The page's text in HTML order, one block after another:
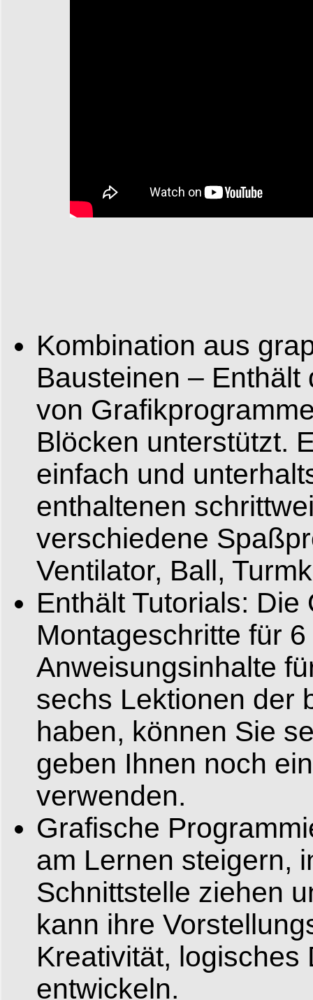
Kombination aus
Bausteinen –
von
Blöcken unterstützt.
einfach und
enthaltenen
verschiedene
Ventilator, Ball,
Enthält Tutorials:
Montageschritte für
Anweisungsinhalte
sechs Lektionen der
haben, können Sie
geben Ihnen noch
verwenden.
Grafische
am Lernen steigern,
Schnittstelle ziehen
kann ihre
Kreativität,
entwickeln.